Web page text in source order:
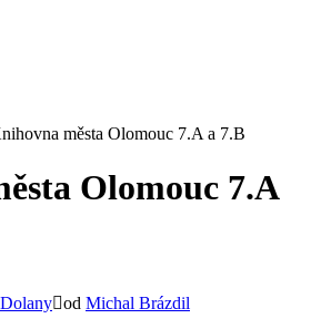
města Olomouc 7.A a 7.B
Olomouc 7.A
od Michal Brázdil